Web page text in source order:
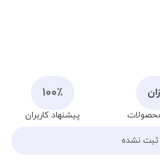
۱۰۰٪
پیشنهاد کاربران
ثبت نشده